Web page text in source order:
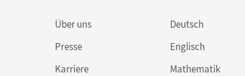
Über uns
Presse
Karriere
Deutsch
Englisch
Mathematik